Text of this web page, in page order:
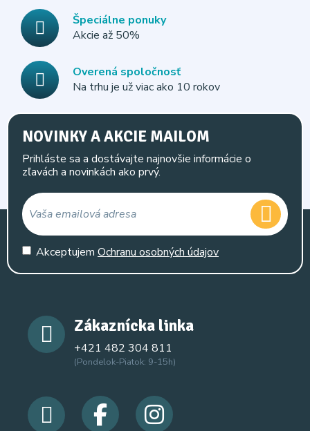
Špeciálne ponuky
Akcie až 50%
Overená spoločnosť
Na trhu je už viac ako 10 rokov
NOVINKY A AKCIE MAILOM
Prihláste sa a dostávajte najnovšie informácie o
zľavách a novinkách ako prvý.
Akceptujem Ochranu osobných údajov
Zákaznícka linka
+421 482 304 811
(Pondelok-Piatok: 9-15h)